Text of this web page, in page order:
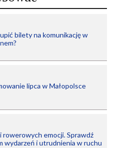
bilety na komunikację w
lipca w Małopolsce
rowerowych emocji. Sprawdź
wydarzeń i utrudnienia w ruchu